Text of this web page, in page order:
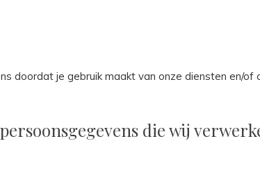
doordat je gebruik maakt van onze diensten en/
die wij